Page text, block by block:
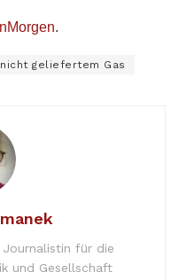
.
geliefertem Gas
für die
und Gesellschaft